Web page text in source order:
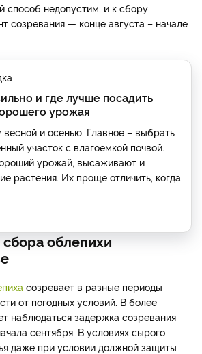
способ недопустим, и к сбору
созревания — конце августа – начале
и где лучше посадить
урожая
и осенью. Главное – выбрать
участок с влагоемкой почвой.
урожай, высаживают и
растения. Их проще отличить, когда
облепихи
созревает в разные периоды
от погодных условий. В более
наблюдаться задержка созревания
сентября. В условиях сырого
даже при условии должной защиты